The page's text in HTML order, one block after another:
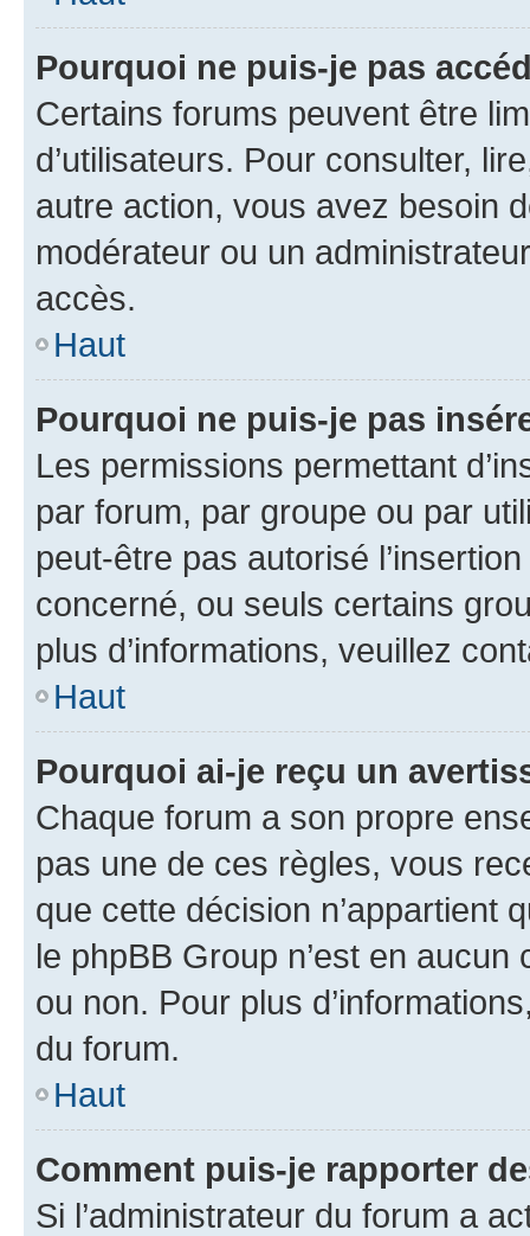
Pourquoi ne puis-je pas
Certains forums peuvent être
d’utilisateurs. Pour consulter,
autre action, vous avez besoin
modérateur ou un
accès.
Haut
Pourquoi ne puis-je pas
Les permissions permettant
par forum, par groupe ou par
peut-être pas autorisé
concerné, ou seuls certains
plus d’informations, veuillez
Haut
Pourquoi ai-je reçu un
Chaque forum a son propre
pas une de ces règles, vous
que cette décision n’appartient
le phpBB Group n’est en
ou non. Pour plus
du forum.
Haut
Comment puis-je rapporter
Si l’administrateur du forum a